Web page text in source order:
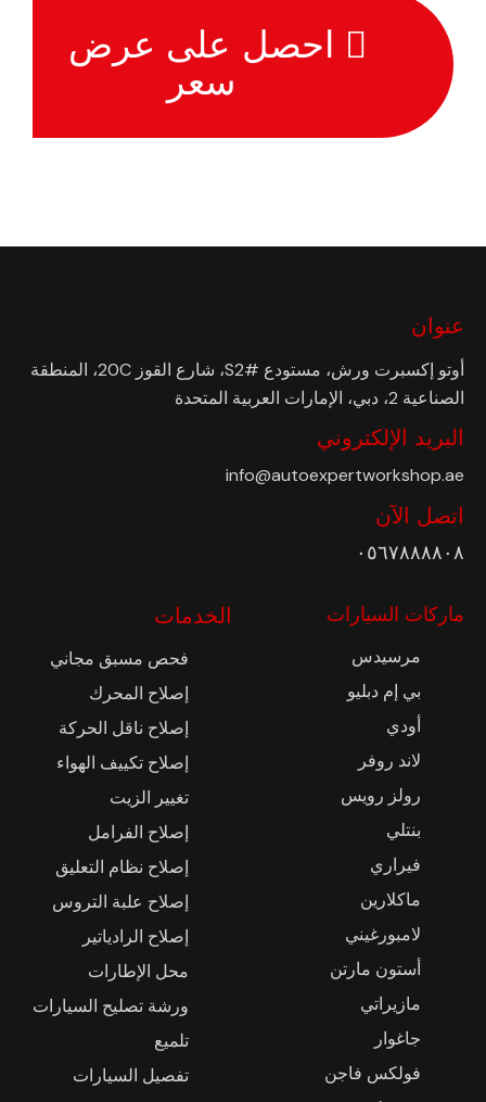
احصل على عرض
سعر
عنوان
أوتو إكسبرت ورش، مستودع #S2، شارع القوز 20C، المنطقة
الصناعية 2، دبي، الإمارات العربية المتحدة
البريد الإلكتروني
info@autoexpertworkshop.ae
اتصل الآن
٠٥٦٧٨٨٨٨٠٨
ماركات السيارات
مرسيدس
بي إم دبليو
أودي
لاند روفر
رولز رويس
بنتلي
فيراري
ماكلارين
لامبورغيني
أستون مارتن
مازيراتي
جاغوار
فولكس فاجن
الخدمات
فحص مسبق مجاني
إصلاح المحرك
إصلاح ناقل الحركة
إصلاح تكييف الهواء
تغيير الزيت
إصلاح الفرامل
إصلاح نظام التعليق
إصلاح علبة التروس
إصلاح الرادياتير
محل الإطارات
ورشة تصليح السيارات
تلميع
تفصيل السيارات